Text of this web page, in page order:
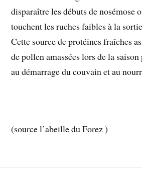
disparaître les débuts de nosémose
touchent les ruches faibles à la
Cette source de protéines fraîches
de pollen amassées lors de la
au démarrage du couvain et au
(source l’abeille du Forez )